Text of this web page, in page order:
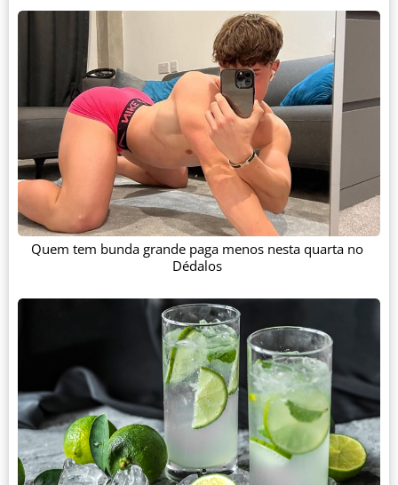
Quem tem bunda grande paga menos nesta quarta no
Dédalos